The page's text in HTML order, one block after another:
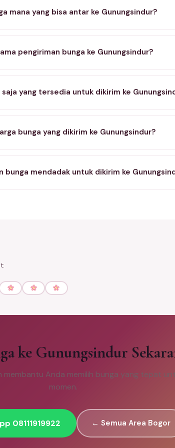
mana yang bisa antar ke Gunungsindur?
pengiriman bunga ke Gunungsindur?
yang tersedia untuk dikirim ke
bunga yang dikirim ke Gunungsindur?
bunga mendadak untuk dikirim ke
ke Gunungsindur
membantu Anda memilih bunga yang tepat
momen.
08111919922 ← Semua Area Bogor